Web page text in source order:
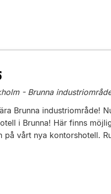
- Brunna
Brunna industriområde!
i Brunna! Här finns
på vårt nya kontorshotell.